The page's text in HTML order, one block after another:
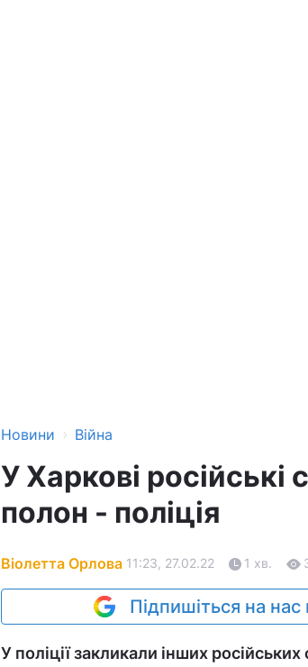
Новини › Війна
У Харкові
полон - поліція
Віолетта Орлова 11:23, 27.02.22 1 хв.
Підпишіться на нас
У поліції закликали інших